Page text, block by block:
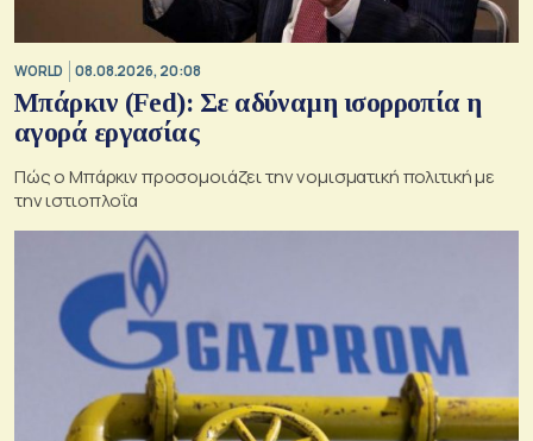
WORLD 08.08.2026, 20:08
Μπάρκιν (Fed): Σε αδύναμη ισορροπία η
αγορά εργασίας
Πώς ο Μπάρκιν προσομοιάζει την νομισματική πολιτική με
την ιστιοπλοΐα